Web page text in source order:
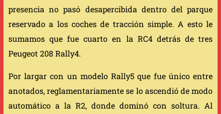
presencia no pasó desapercibida dentro del parque
reservado a los coches de tracción simple. A esto le
sumamos que fue cuarto en la RC4 detrás de tres
Peugeot 208 Rally4.
Por largar con un modelo Rally5 que fue único entre
anotados, reglamentariamente se lo ascendió de modo
automático a la R2, donde dominó con soltura. Al